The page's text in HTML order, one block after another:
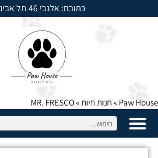
כתובת: אלנבי 46 תל אביב
למשלוחים חייגו: 054-5950525
Paw House
»חנות חיות»
MR. FRESCO